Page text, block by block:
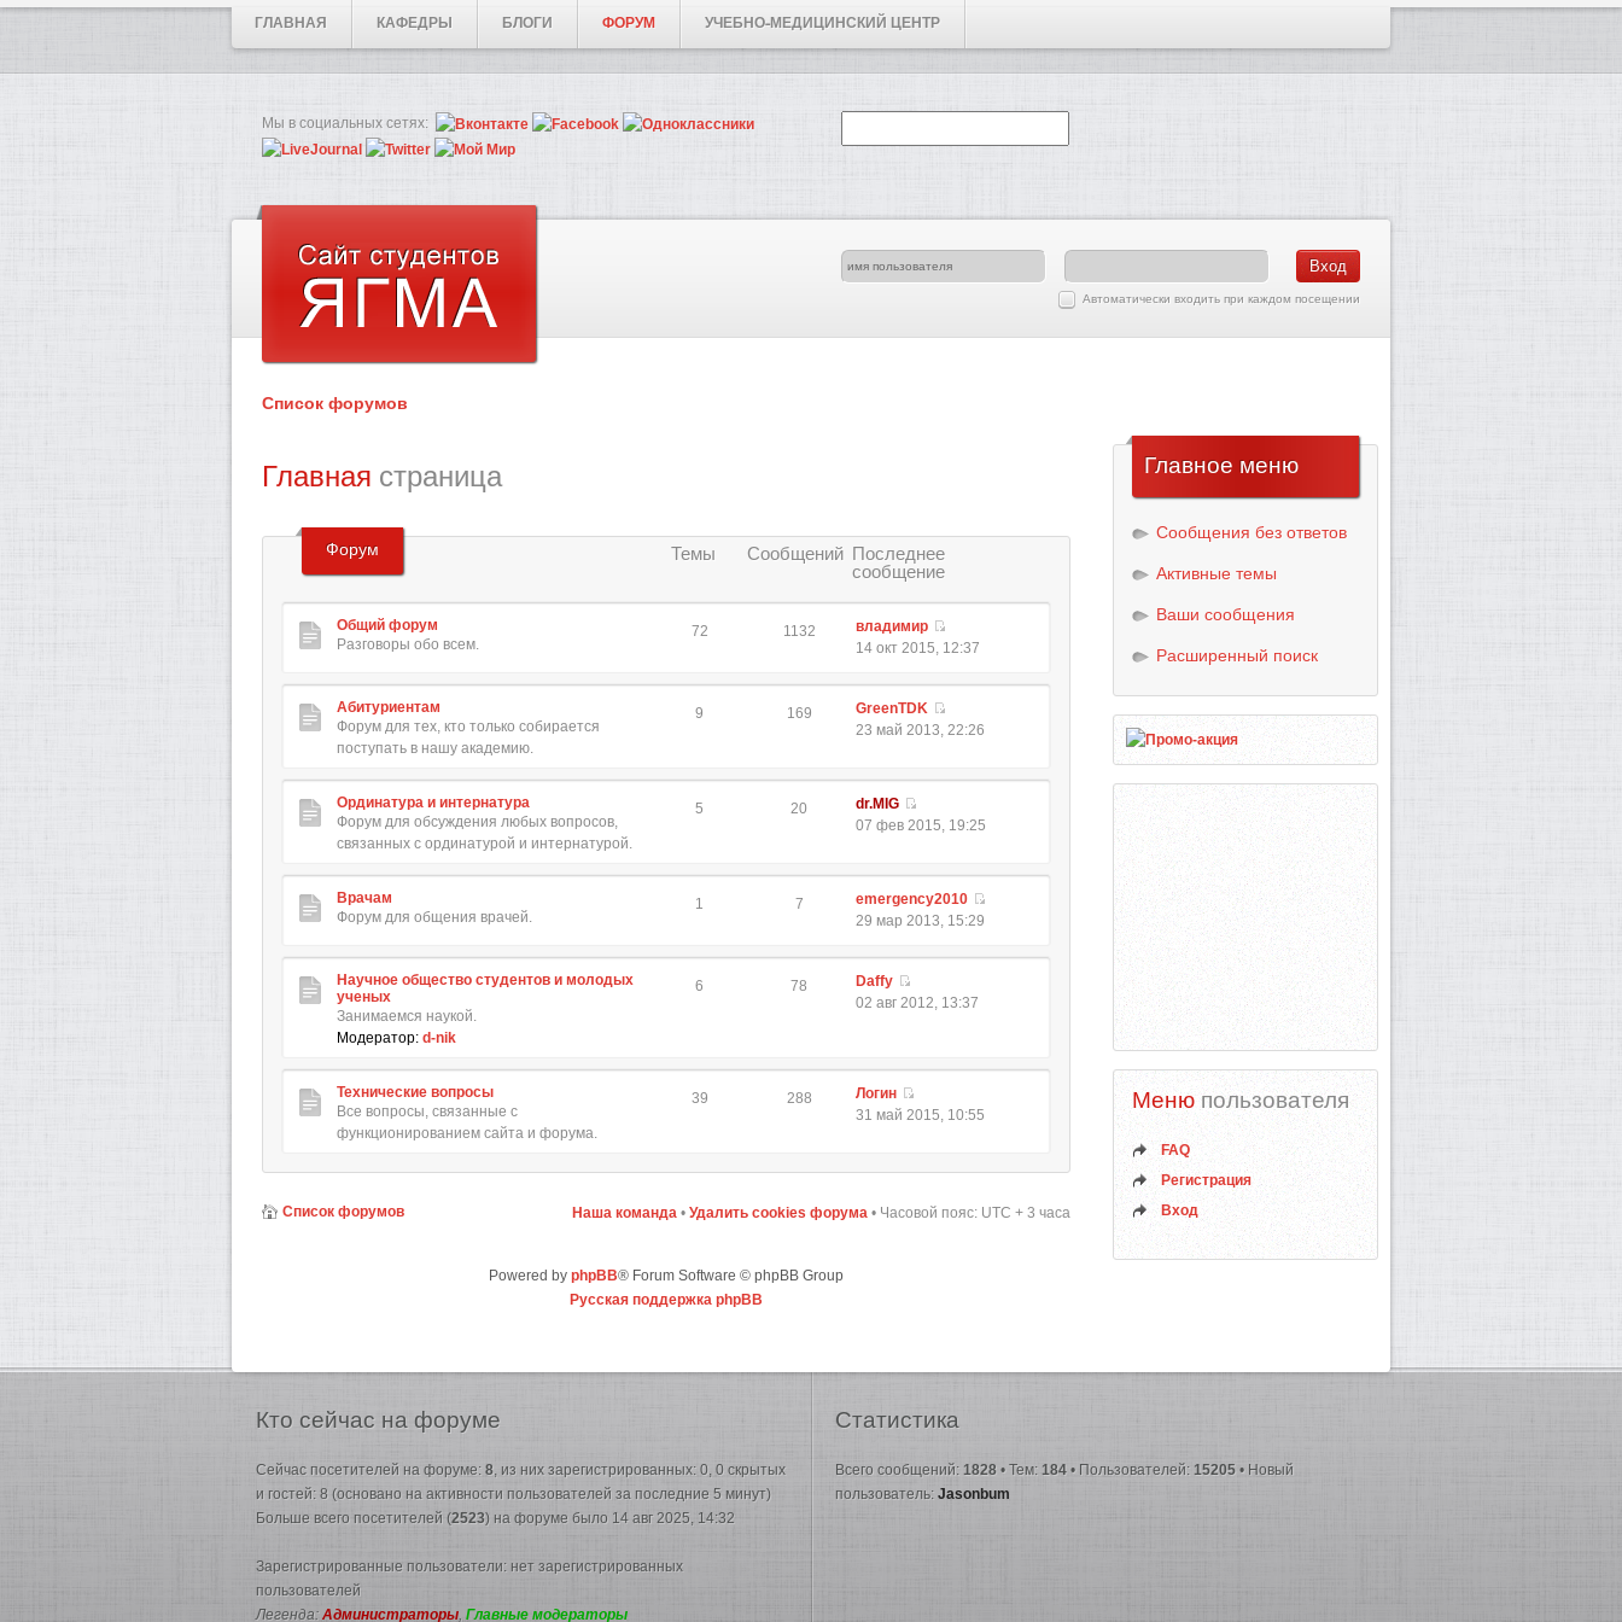
ГЛАВНАЯ КАФЕДРЫ БЛОГИ ФОРУМ УЧЕБНО-МЕДИЦИНСКИЙ ЦЕНТР
Мы в социальных сетях:
Автоматически входить при каждом посещении
Список форумов
Главная страница
Форум Темы Сообщений Последнее
сообщение
Общий форум
Разговоры обо всем.
72 1132
владимир
14 окт 2015, 12:37
Абитуриентам
Форум для тех, кто только собирается
поступать в нашу академию.
9 169
GreenTDK
23 май 2013, 22:26
Ординатура и интернатура
Форум для обсуждения любых вопросов,
связанных с ординатурой и интернатурой.
5 20
dr.MIG
07 фев 2015, 19:25
Врачам
Форум для общения врачей.
1 7
emergency2010
29 мар 2013, 15:29
Научное общество студентов и молодых
ученых
Занимаемся наукой.
Модератор: d-nik
6 78
Daffy
02 авг 2012, 13:37
Технические вопросы
Все вопросы, связанные с
функционированием сайта и форума.
39 288
Логин
31 май 2015, 10:55
Список форумов Наша команда • Удалить cookies форума • Часовой пояс: UTC + 3 часа
Powered by phpBB® Forum Software © phpBB Group
Русская поддержка phpBB
Главное меню
Сообщения без ответов
Активные темы
Ваши сообщения
Расширенный поиск
Меню пользователя
FAQ
Регистрация
Вход
Кто сейчас на форуме
Сейчас посетителей на форуме: 8 , из них зарегистрированных: 0, 0 скрытых
и гостей: 8 (основано на активности пользователей за последние 5 минут)
Больше всего посетителей (2523) на форуме было 14 авг 2025, 14:32
Зарегистрированные пользователи: нет зарегистрированных
пользователей
Легенда: Администраторы Главные модераторы
Статистика
Всего сообщений: 1828 • Тем: 184 • Пользователей: 15205 • Новый
пользователь: Jasonbum